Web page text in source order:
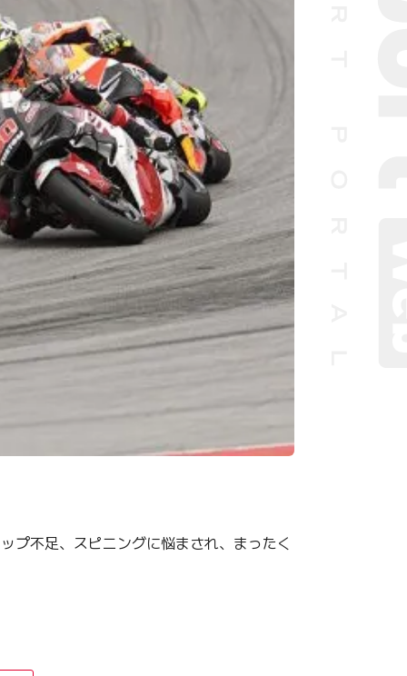
不足、スピニングに悩まされ、まったく